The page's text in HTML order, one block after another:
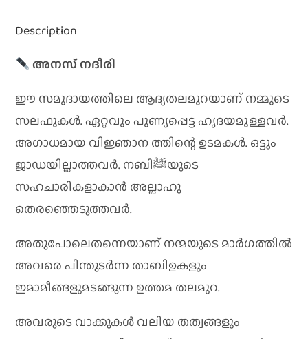
Description
അനസ് നദീരി
ഈ സമുദായത്തിലെ ആദ്യതലമുറയാണ് നമ്മുടെ
സലഫുകൾ. ഏറ്റവും പുണ്യപ്പെട്ട ഹൃദയമുള്ളവർ.
അഗാധമായ വിജ്ഞാന ത്തിന്റെ ഉടമകൾ. ഒട്ടും
ജാഡയില്ലാത്തവർ. നബിﷺയുടെ
സഹചാരികളാകാൻ അല്ലാഹു
തെരഞ്ഞെടുത്തവർ.
അതുപോലെതന്നെയാണ് നന്മയുടെ മാർഗത്തിൽ
അവരെ പിന്തുടർന്ന താബിഉകളും
ഇമാമീങ്ങളുമടങ്ങുന്ന ഉത്തമ തലമുറ.
അവരുടെ വാക്കുകൾ വലിയ തത്വങ്ങളും